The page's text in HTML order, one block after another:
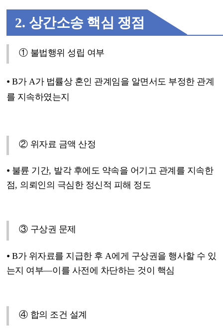
2. 상간소송 핵심 쟁점
① 불법행위 성립 여부
⦁ B가 A가 법률상 혼인 관계임을 알면서도 부정한 관계
를 지속하였는지
② 위자료 금액 산정
⦁ 불륜 기간, 발각 후에도 약속을 어기고 관계를 지속한
점, 의뢰인의 극심한 정신적 피해 정도
③ 구상권 문제
⦁ B가 위자료를 지급한 후 A에게 구상권을 행사할 수 있
는지 여부—이를 사전에 차단하는 것이 핵심
④ 합의 조건 설계